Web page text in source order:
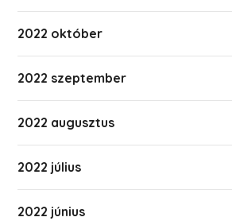
2022 október
2022 szeptember
2022 augusztus
2022 július
2022 június